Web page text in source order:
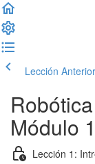
Lección Anterior
Módulo 1
Lección 1: